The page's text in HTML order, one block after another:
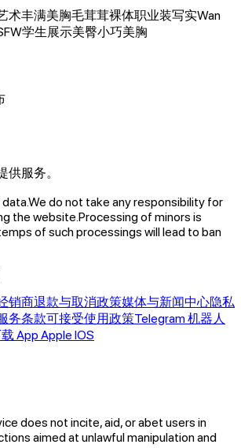
术丰满美胸毛茸茸裸体职业装写实Wan
学生展示美臀小巧美胸
供服务。
We do not take any responsibility for
the website.Processing of minors is
of such processings will lead to ban
销商退款与取消政策媒体与新闻中心隐私
务条款可接受使用政策Telegram 机器人
App Apple IOS
does not incite, aid, or abet users in
aimed at unlawful manipulation and